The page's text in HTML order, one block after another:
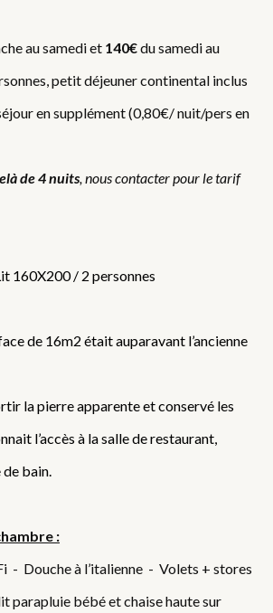
au samedi et 140€du samedi au
petit déjeuner continental inclus
en supplément (0,80€/ nuit/pers en
de 4 nuits , nous contacter pour le tarif
160X200 / 2 personnes
de 16m2 était auparavant l’ancienne
la pierre apparente et conservé les
l’accès à la salle de restaurant,
bain.
:
- Douche à l’italienne - Volets + stores
parapluie bébé et chaise haute sur